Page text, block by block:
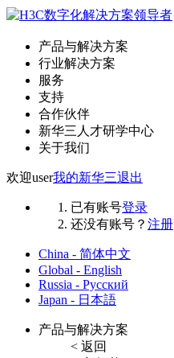
产品与解决方案
行业解决方案
服务
支持
合作伙伴
新华三人才研学中心
关于我们
欢迎user我的新华三退出
已有账号登录
还没有账号？ 注册
China - 简体中文
Global - English
Russia - Русский
Japan - 日本語
产品与解决方案
< 返回